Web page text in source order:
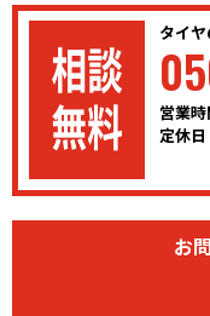
タイ
営業
定休日
お